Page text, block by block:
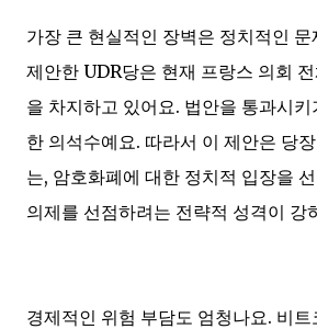
가장 큰 현실적인 장벽은 정치적인
제안한 UDR당은 현재 프랑스 의회
을 차지하고 있어요. 법안을 통과시
한 의석수예요. 따라서 이 제안은 당
는, 암호화폐에 대한 정치적 입장을
의제를 선점하려는 전략적 성격이 강
경제적인 위험 부담도 엄청나요. 비